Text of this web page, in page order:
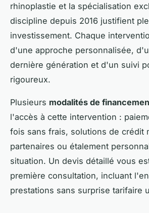
rhinoplastie et la spécialisation
discipline depuis 2016 justifient
investissement. Chaque
d'une approche personnalisée,
dernière génération et d'un suivi
rigoureux.
Plusieurs modalités de
l'accès à cette intervention :
fois sans frais, solutions de crédit
partenaires ou étalement
situation. Un devis détaillé vous
première consultation, incluant
prestations sans surprise tarifaire